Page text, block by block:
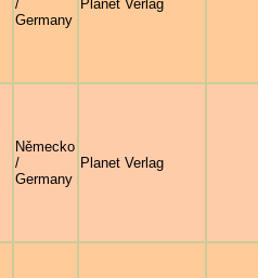
/
Germany
Planet Verlag
Německo
/
Germany
Planet Verlag